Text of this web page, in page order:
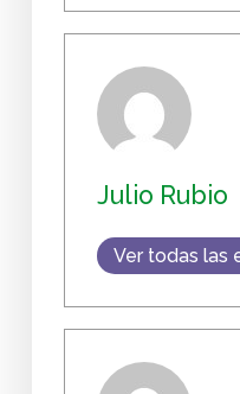
Julio Rubio
Ver todas las